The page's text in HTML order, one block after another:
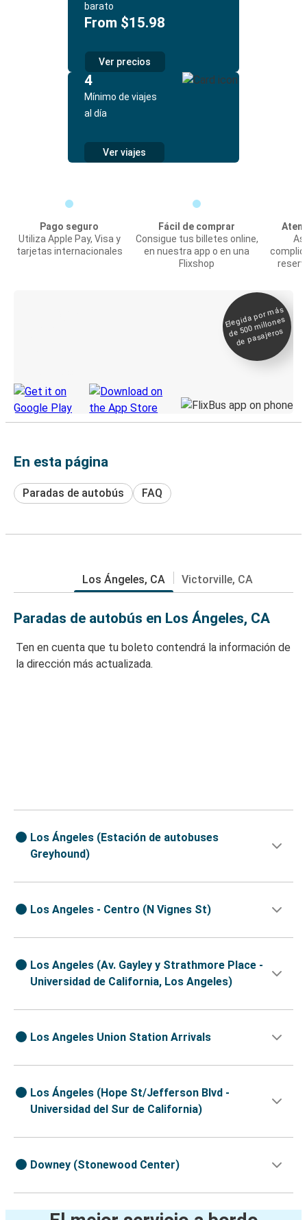
barato
From $15.98
Ver precios
4
Mínimo de viajes
al día
Ver viajes
Pago seguro
Utiliza Apple Pay, Visa y
tarjetas internacionales
Fácil de comprar
Consigue tus billetes online,
en nuestra app o en una
Flixshop
Elegida por
más
de 500
millones
de pasajeros
En esta página
Paradas de autobús FAQ
Los Ángeles, CA Victorville, CA
Paradas de autobús en Los Ángeles, CA
Ten en cuenta que tu boleto contendrá la información de
la dirección más actualizada.
Los Ángeles (Estación de autobuses
Greyhound)
Los Angeles - Centro (N Vignes St)
Los Angeles (Av. Gayley y Strathmore Place -
Universidad de California, Los Angeles)
Los Angeles Union Station Arrivals
Los Ángeles (Hope St/Jefferson Blvd -
Universidad del Sur de California)
Downey (Stonewood Center)